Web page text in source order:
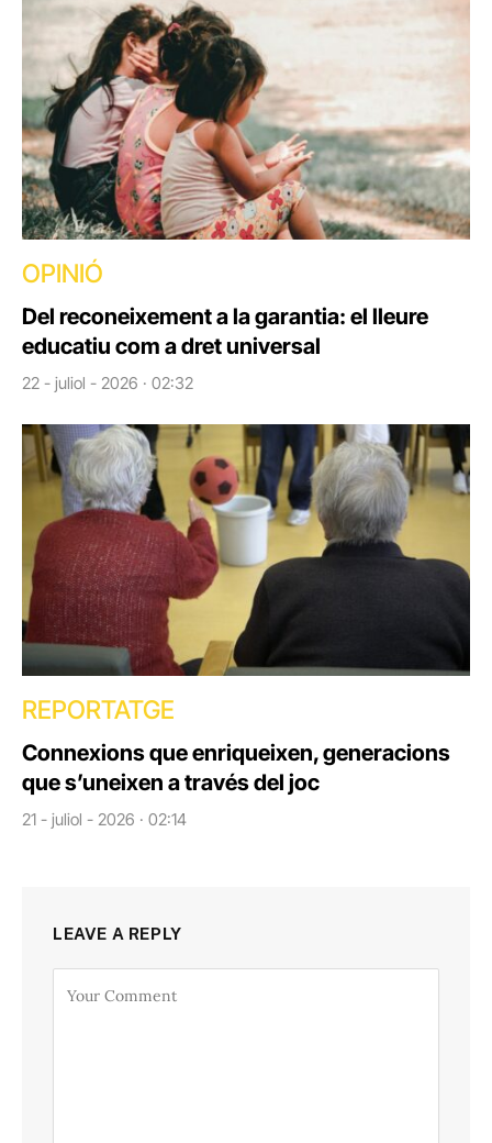
OPINIÓ
Del reconeixement a la garantia: el lleure
educatiu com a dret universal
22 - juliol - 2026 · 02:32
REPORTATGE
Connexions que enriqueixen, generacions
que s’uneixen a través del joc
21 - juliol - 2026 · 02:14
LEAVE A REPLY